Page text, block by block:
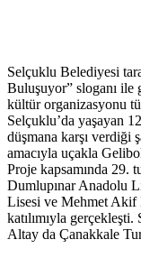
Selçuklu Belediyesi
Buluşuyor” sloganı
kültür organizasyonu
Selçuklu’da yaşayan
düşmana karşı verdiği
amacıyla uçakla
Proje kapsamında 29.
Dumlupınar Anadolu
Lisesi ve Mehmet Akif
katılımıyla
Altay da Çanakkale